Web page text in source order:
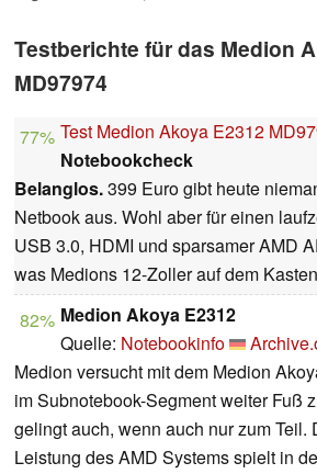
Testberichte für das Medion
MD97974
77% Test Medion Akoya E2312
Notebookcheck
Belanglos.399 Euro gibt heute
Netbook aus. Wohl aber für einen
USB 3.0, HDMI und sparsamer AMD
was Medions 12-Zoller auf dem
82% Medion Akoya E2312
Quelle: Notebookinfo
Medion versucht mit dem Medion
im Subnotebook-Segment weiter Fuß
gelingt auch, wenn auch nur zum Teil.
Leistung des AMD Systems spielt in